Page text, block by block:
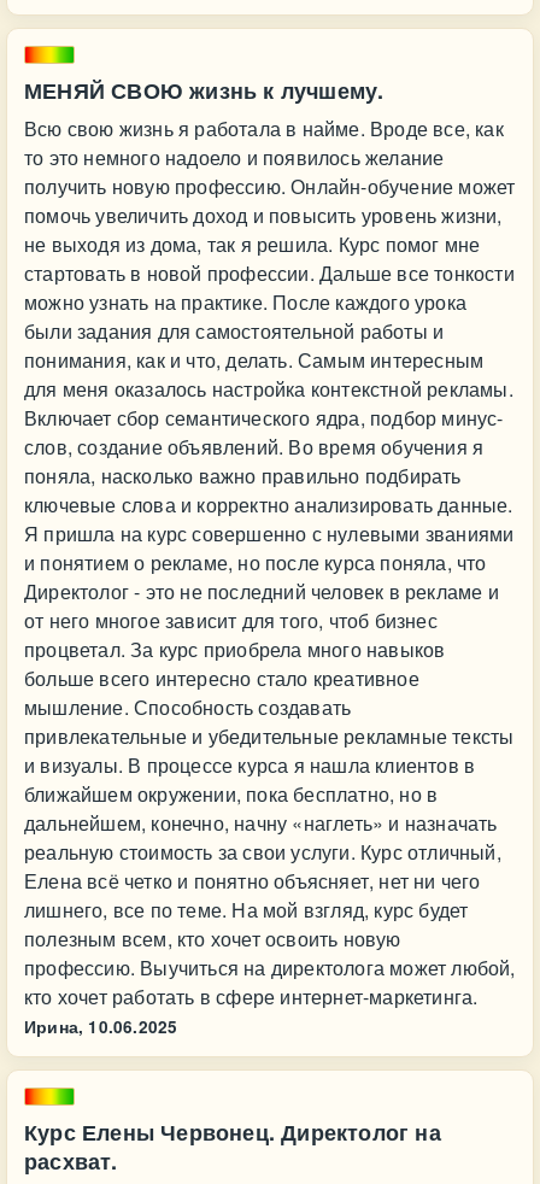
МЕНЯЙ СВОЮ жизнь к лучшему.
Всю свою жизнь я работала в найме. Вроде все, как
то это немного надоело и появилось желание
получить новую профессию. Онлайн-обучение может
помочь увеличить доход и повысить уровень жизни,
не выходя из дома, так я решила. Курс помог мне
стартовать в новой профессии. Дальше все тонкости
можно узнать на практике. После каждого урока
были задания для самостоятельной работы и
понимания, как и что, делать. Самым интересным
для меня оказалось настройка контекстной рекламы.
Включает сбор семантического ядра, подбор минус-
слов, создание объявлений. Во время обучения я
поняла, насколько важно правильно подбирать
ключевые слова и корректно анализировать данные.
Я пришла на курс совершенно с нулевыми званиями
и понятием о рекламе, но после курса поняла, что
Директолог - это не последний человек в рекламе и
от него многое зависит для того, чтоб бизнес
процветал. За курс приобрела много навыков
больше всего интересно стало креативное
мышление. Способность создавать
привлекательные и убедительные рекламные тексты
и визуалы. В процессе курса я нашла клиентов в
ближайшем окружении, пока бесплатно, но в
дальнейшем, конечно, начну «наглеть» и назначать
реальную стоимость за свои услуги. Курс отличный,
Елена всё четко и понятно объясняет, нет ни чего
лишнего, все по теме. На мой взгляд, курс будет
полезным всем, кто хочет освоить новую
профессию. Выучиться на директолога может любой,
кто хочет работать в сфере интернет-маркетинга.
Ирина, 10.06.2025
Курс Елены Червонец. Директолог на
расхват.